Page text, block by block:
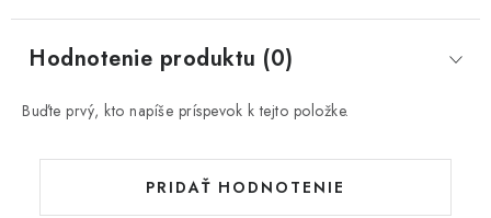
Hodnotenie produktu (0)
Buďte prvý, kto napíše príspevok k tejto položke.
PRIDAŤ HODNOTENIE